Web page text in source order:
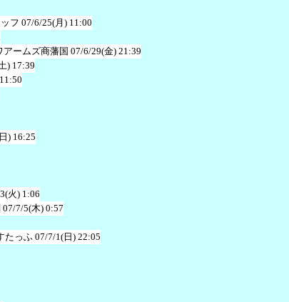
フ 07/6/25(月) 11:00
アームズ商藩国 07/6/29(金) 21:39
) 17:39
) 16:25
火) 1:06
07/7/5(木) 0:57
たっふ 07/7/1(日) 22:05